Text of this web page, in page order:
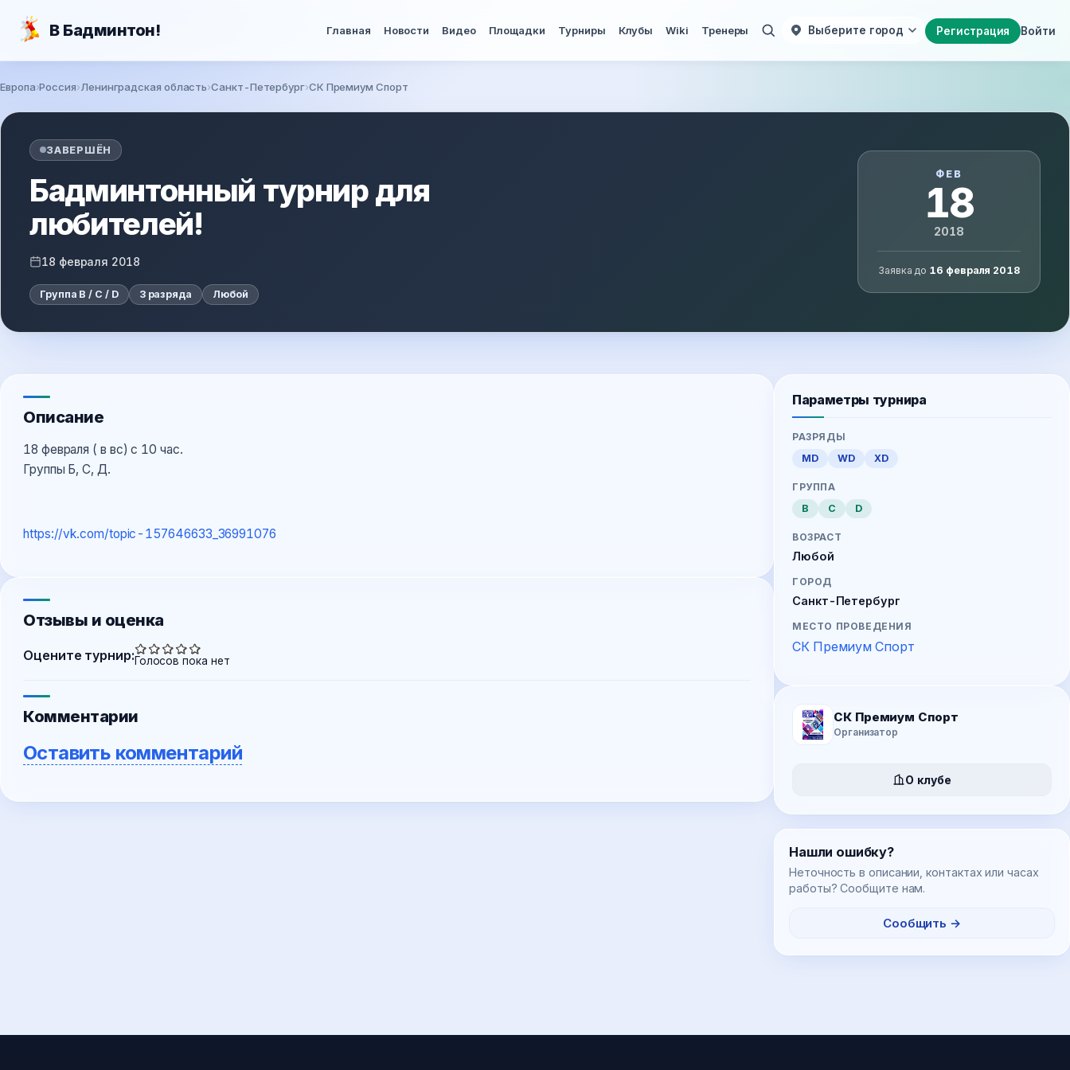
В Бадминтон! Главная Новости Видео Площадки Турниры Клубы Wiki Тренеры Регистрация Войти
Выберите город
Вы здесь
Европа Россия Ленинградская область Санкт-Петербург СК Премиум Спорт
ЗАВЕРШЁН
Бадминтонный турнир для
любителей!
18 февраля 2018
Группа B / C / D 3 разряда Любой
ФЕВ
18
2018
Заявка до 16 февраля 2018
Описание
18 февраля ( в вс) с 10 час.
Группы Б, С, Д.
https://vk.com/topic-157646633_36991076
Отзывы и оценка
Оцените турнир:Голосов пока нет
Комментарии
Оставить комментарий
Параметры турнира
РАЗРЯДЫ
MD
WD XD
ГРУППА
B
C D
ВОЗРАСТ
Любой
ГОРОД
Санкт-Петербург
МЕСТО ПРОВЕДЕНИЯ
СК Премиум Спорт
СК Премиум Спорт
Организатор
О клубе
Нашли ошибку?
Неточность в описании, контактах или часах
работы? Сообщите нам.
Сообщить →